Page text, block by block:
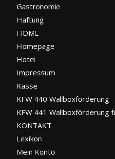
Gastronomie
Haftung
HOME
Homepage
Hotel
Impressum
Kasse
KFW 440 Wallboxförderung
KFW 441 Wallboxförderung
KONTAKT
Lexikon
Mein Konto